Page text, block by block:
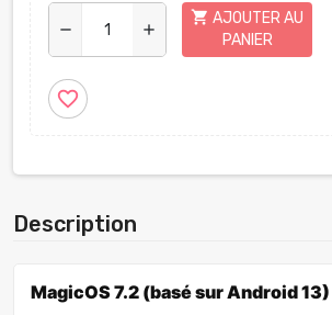
remove add
shopping_cart AJOUTER AU
PANIER
favorite_border
Description
MagicOS 7.2 (basé sur Android 13)